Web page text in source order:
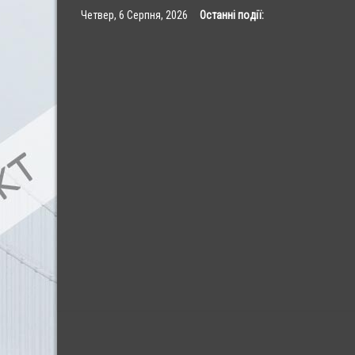
Четвер, 6 Серпня, 2026 Останні події: